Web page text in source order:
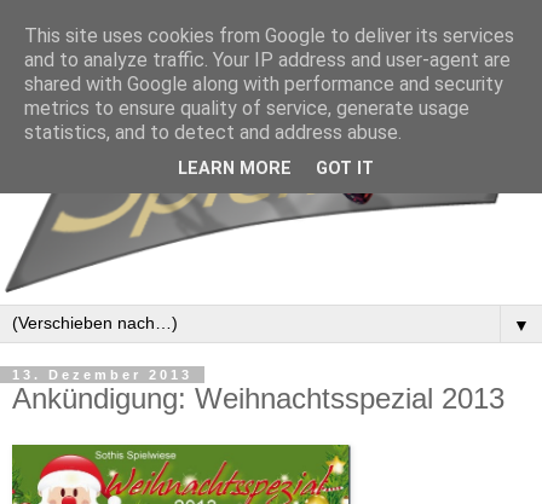
▼
13. Dezember 2013
Ankündigung: Weihnachtsspezial 2013
This site uses cookies from Google to deliver its services
and to analyze traffic. Your IP address and user-agent are
shared with Google along with performance and security
metrics to ensure quality of service, generate usage
statistics, and to detect and address abuse.
LEARN MORE GOT IT